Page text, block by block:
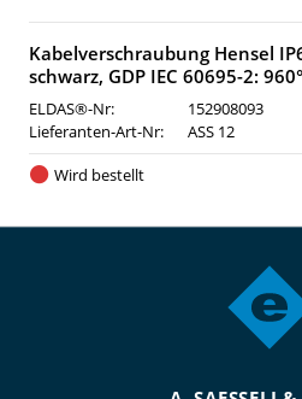
Kabelverschraubung Hensel
schwarz, GDP IEC 60695-2:
ELDAS®-Nr:
152908093
Lieferanten-Art-Nr:
ASS 12
Wird bestellt